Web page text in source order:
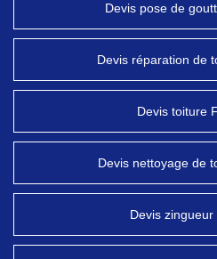
Devis pose de
Devis réparation de
Devis toiture
Devis nettoyage de
Devis